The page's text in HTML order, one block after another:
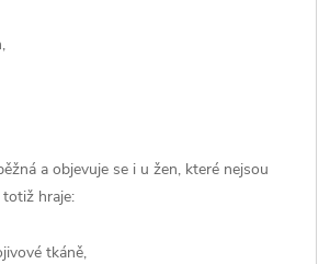
a objevuje se i u žen, které nejsou
hraje:
tkáně,